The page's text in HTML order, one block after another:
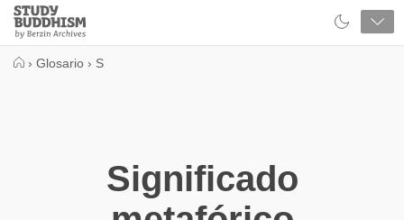
Close
Study
Buddhism
› Glosario › S
Significado